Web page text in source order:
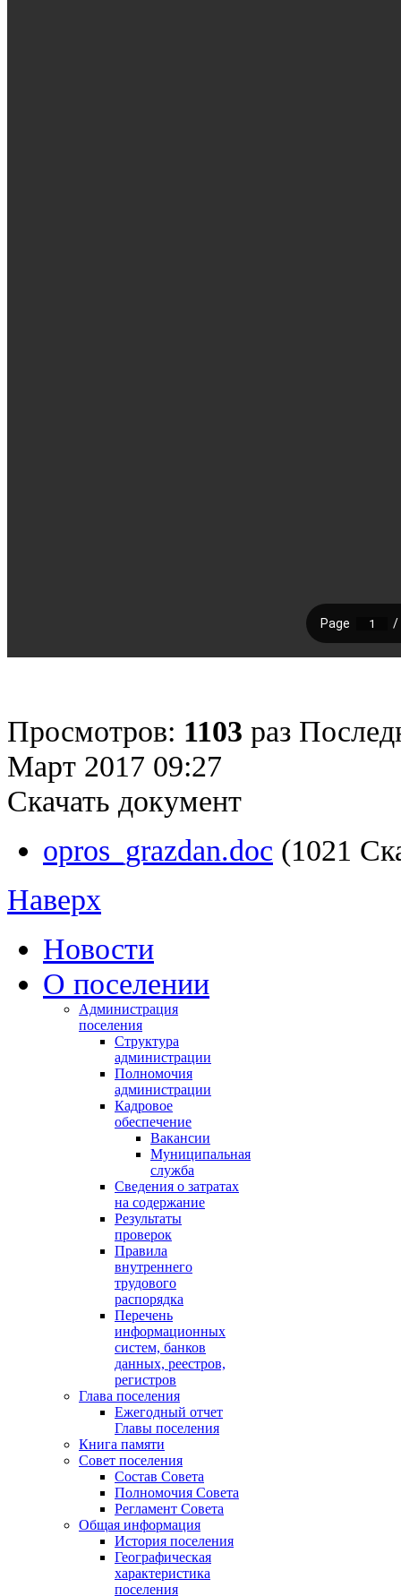
Просмотров: 1103 раз
Март 2017 09:27
Скачать документ
opros_grazdan.doc (1021
Наверх
Новости
О поселении
Администрация
поселения
Структура
администрации
Полномочия
администрации
Кадровое
обеспечение
Вакансии
Муниципальная
служба
Сведения о затратах
на содержание
Результаты
проверок
Правила
внутреннего
трудового
распорядка
Перечень
информационных
систем, банков
данных, реестров,
регистров
Глава поселения
Ежегодный отчет
Главы поселения
Книга памяти
Совет поселения
Состав Совета
Полномочия Совета
Регламент Совета
Общая информация
История поселения
Географическая
характеристика
поселения